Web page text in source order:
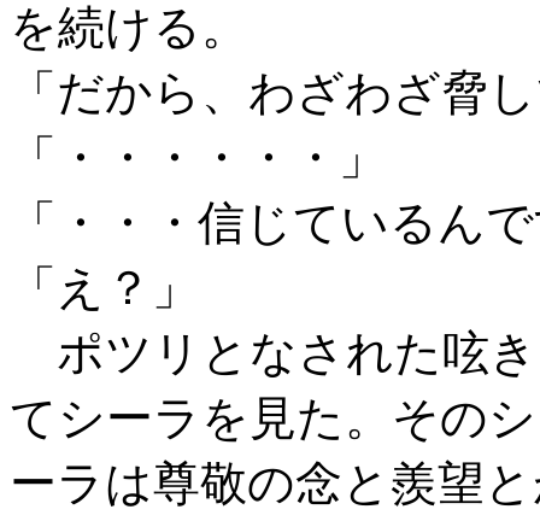
を続ける。
「だから、わざわざ脅
「・・・・・・」
「・・・信じているん
「え？」
ポツリとなされた呟
てシーラを見た。そのシ
ーラは尊敬の念と羨望